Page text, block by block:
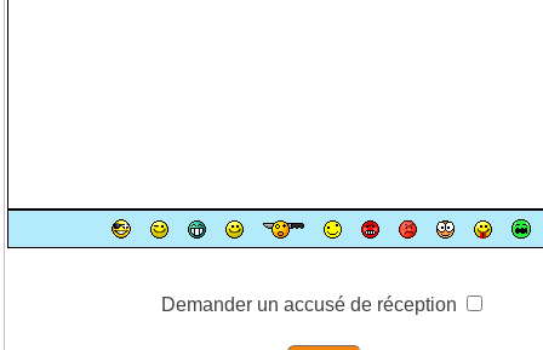
Demander un accusé de réception